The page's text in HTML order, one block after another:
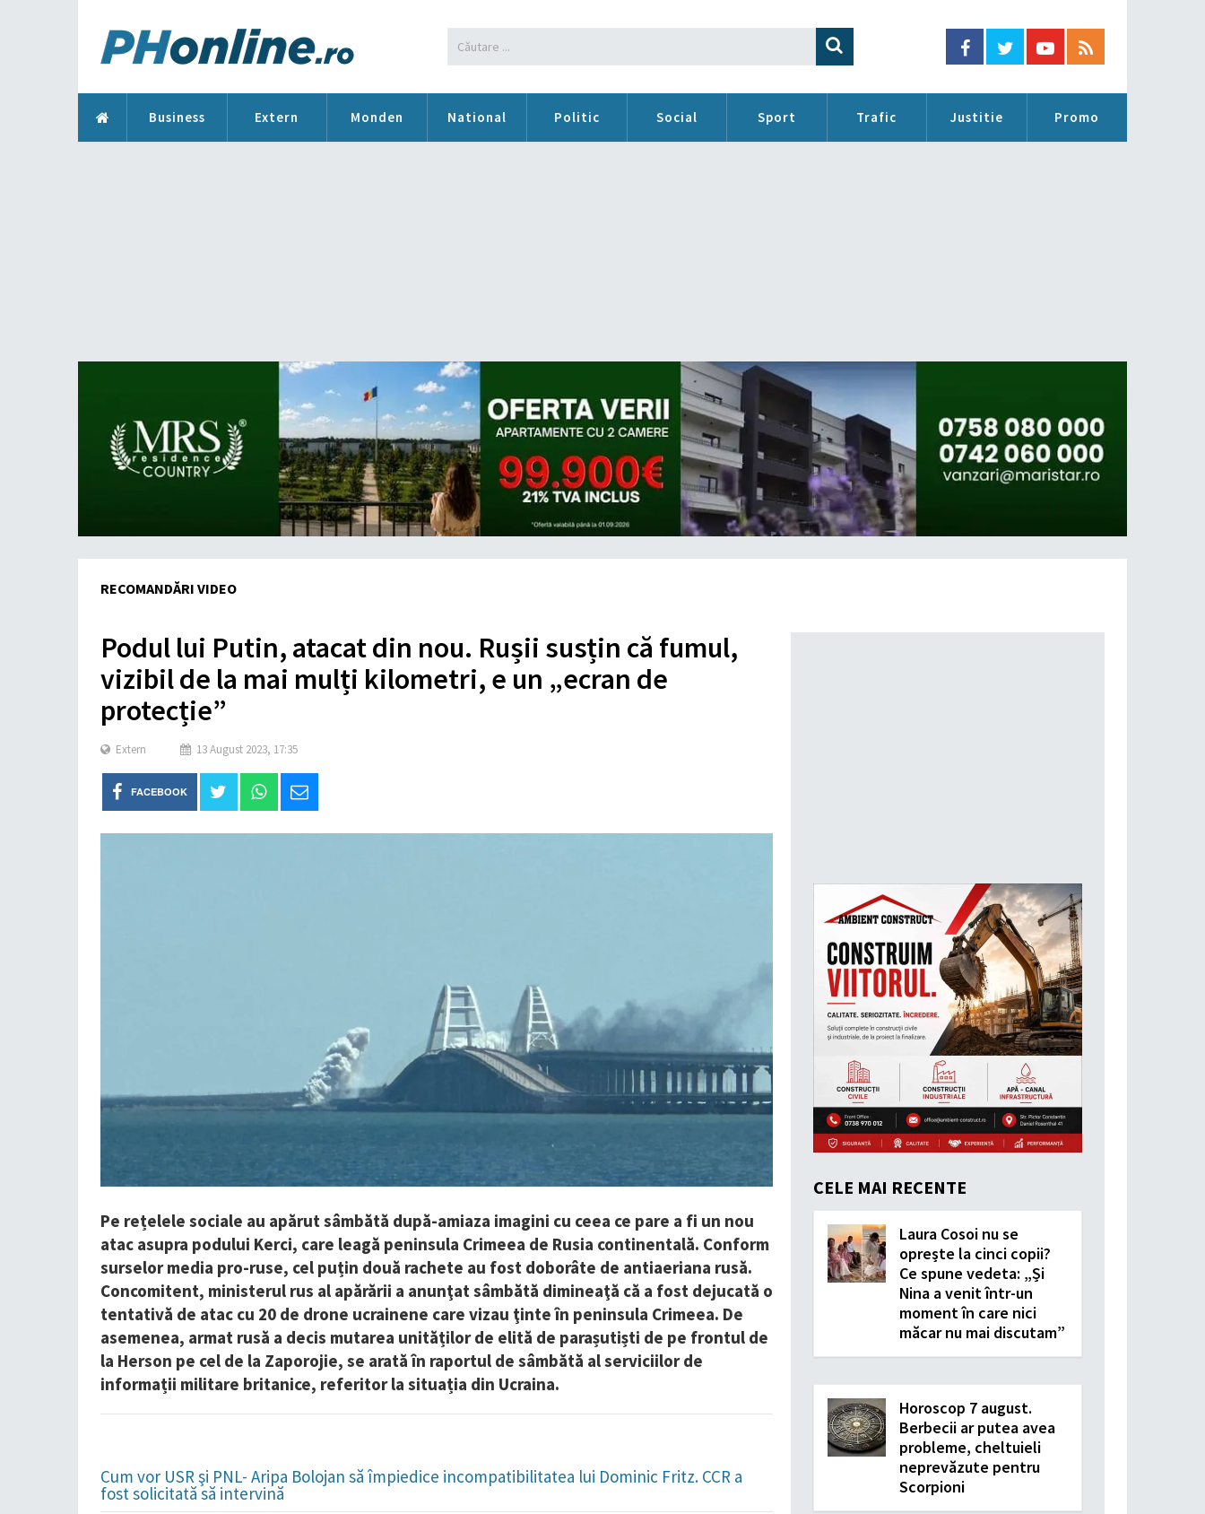
Business Extern Monden National Politic Social Sport Trafic Justitie Promo
RECOMANDĂRI VIDEO
Podul lui Putin, atacat din nou. Rușii susțin că fumul,
vizibil de la mai mulți kilometri, e un „ecran de
protecție”
Extern 13 August 2023, 17:35
FACEBOOK
Pe rețelele sociale au apărut sâmbătă după-amiaza imagini cu ceea ce pare a fi un nou
atac asupra podului Kerci, care leagă peninsula Crimeea de Rusia continentală. Conform
surselor media pro-ruse, cel puțin două rachete au fost doborâte de antiaeriana rusă.
Concomitent, ministerul rus al apărării a anunţat sâmbătă dimineaţă că a fost dejucată o
tentativă de atac cu 20 de drone ucrainene care vizau ţinte în peninsula Crimeea. De
asemenea, armat rusă a decis mutarea unităților de elită de parașutiști de pe frontul de
la Herson pe cel de la Zaporojie, se arată în raportul de sâmbătă al serviciilor de
informații militare britanice, referitor la situația din Ucraina.
Cum vor USR şi PNL- Aripa Bolojan să împiedice incompatibilitatea lui Dominic Fritz. CCR a
fost solicitată să intervină
CELE MAI RECENTE
Laura Cosoi nu se
oprește la cinci copii?
Ce spune vedeta: „Și
Nina a venit într-un
moment în care nici
măcar nu mai discutam”
Horoscop 7 august.
Berbecii ar putea avea
probleme, cheltuieli
neprevăzute pentru
Scorpioni